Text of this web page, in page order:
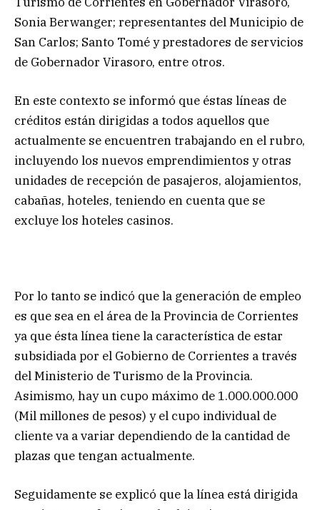
Sonia Berwanger; representantes del Municipio de
San Carlos; Santo Tomé y prestadores de servicios
de Gobernador Virasoro, entre otros.
En este contexto se informó que éstas líneas de
créditos están dirigidas a todos aquellos que
actualmente se encuentren trabajando en el rubro,
incluyendo los nuevos emprendimientos y otras
unidades de recepción de pasajeros, alojamientos,
cabañas, hoteles, teniendo en cuenta que se
excluye los hoteles casinos.
Por lo tanto se indicó que la generación de empleo
es que sea en el área de la Provincia de Corrientes
ya que ésta línea tiene la característica de estar
subsidiada por el Gobierno de Corrientes a través
del Ministerio de Turismo de la Provincia.
Asimismo, hay un cupo máximo de 1.000.000.000
(Mil millones de pesos) y el cupo individual de
cliente va a variar dependiendo de la cantidad de
plazas que tengan actualmente.
Seguidamente se explicó que la línea está dirigida